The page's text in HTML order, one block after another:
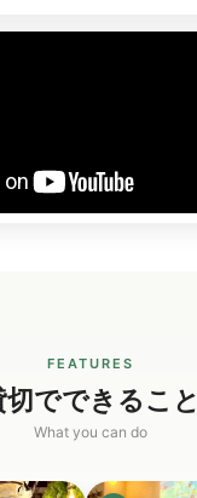
FEATURES
切でできること
What you can do